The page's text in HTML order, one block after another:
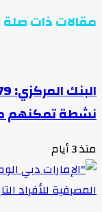
مقالات ذات صلة
نشطة تمكنهم
منذ 3 أيام